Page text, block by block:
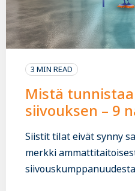
3 MIN READ
Mistä
siivouksen – 9
Siistit tilat eivät synny
merkki